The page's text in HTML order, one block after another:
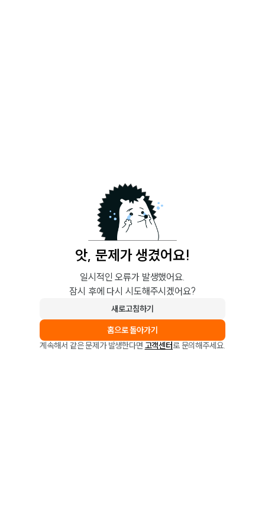
앗, 문제가 생겼어요!
일시적인 오류가 발생했어요.
잠시 후에 다시 시도해주시겠어요?
새로고침하기
홈으로 돌아가기
계속해서 같은 문제가 발생한다면 고객센터로 문의해주세요.